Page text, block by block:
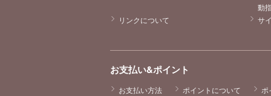
動
リンクについて
サ
お支払い&ポイント
お支払い方法 ポイントについて ポ